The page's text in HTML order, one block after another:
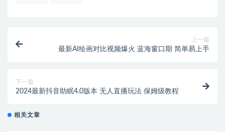
上一篇
最新AI绘画对比视频爆火 蓝海窗口期 简单易上手
下一篇
2024最新抖音助眠4.0版本 无人直播玩法 保姆级教程
相关文章